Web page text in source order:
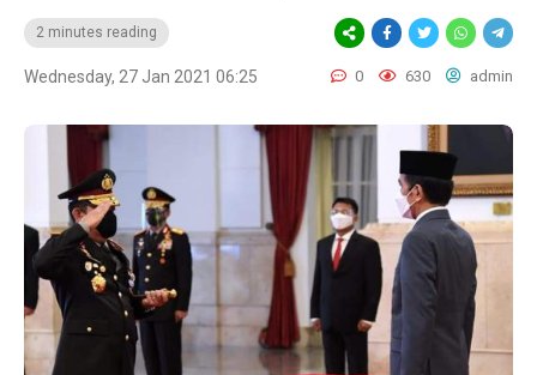
2 minutes reading
Wednesday, 27 Jan 2021 06:25 0 630 admin